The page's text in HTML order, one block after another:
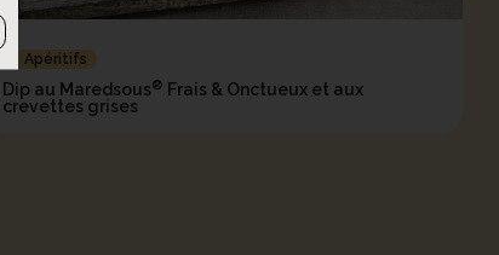
Apéritifs
Dip au Maredsous® Frais & Onctueux et aux
crevettes grises